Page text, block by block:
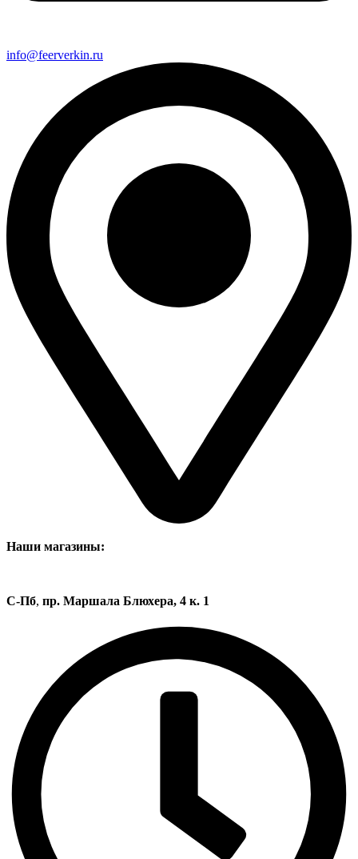
info@feerverkin.ru
Наши магазины:
С-Пб, пр. Маршала Блюхера, 4 к. 1